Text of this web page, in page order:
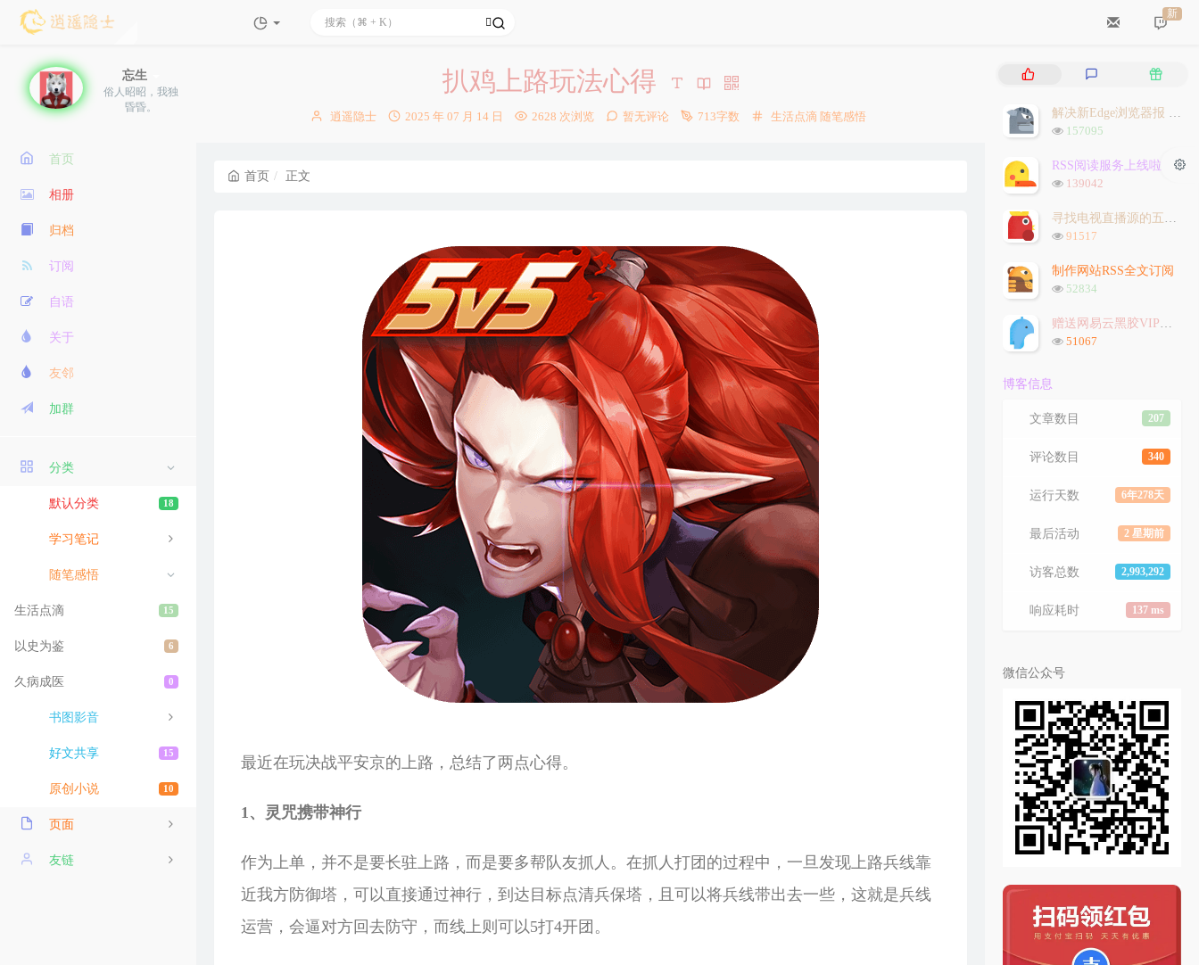
新
忘生
俗人昭昭，我独
昏昏。
首页
相册
归档
订阅
自语
关于
友邻
加群
分类
18
默认分类
学习笔记
随笔感悟
15
生活点滴
6
以史为鉴
0
久病成医
书图影音
15
好文共享
10
原创小说
页面
导航友链
扒鸡上路玩法心得
博
逍遥隐士
发
2025 年 07 月 14 日 2628 次浏览 暂无评论 713字数
分
生活点滴 随笔感悟
首页 正文
最近在玩决战平安京的上路，总结了两点心得。
1、灵咒携带神行
作为上单，并不是要长驻上路，而是要多帮队友抓人。在抓人打团的过程中，一旦发现上路兵线靠
近我方防御塔，可以直接通过神行，到达目标点清兵保塔，且可以将兵线带出去一些，这就是兵线
运营，会逼对方回去防守，而线上则可以5打4开团。
热
评
论
随
文 解决新Edge浏览器报 `STATUS_INVALID_IMAGE_HASH` 问题
浏
次
数:
157095
RSS阅读服务上线啦
浏
次
数:
139042
寻找电视直播源的五种方法
浏
次
数:
91517
制作网站RSS全文订阅
浏
次
数:
52834
赠送网易云黑胶VIP会员
浏
51067
博客信息
207
文章数目
340
评论数目
6年278天
运行天数
2 星期前
最后活动
2,993,292
访客总数
137 ms
响应耗时
微信公众号